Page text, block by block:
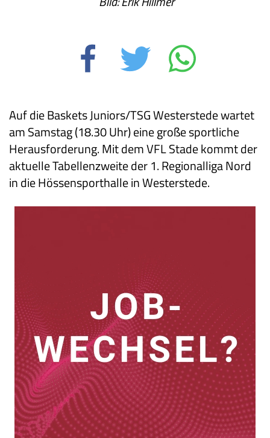
Auf die Baskets Juniors/TSG Westerstede wartet
am Samstag (18.30 Uhr) eine große sportliche
Herausforderung. Mit dem VFL Stade kommt der
aktuelle Tabellenzweite der 1. Regionalliga Nord
in die Hössensporthalle in Westerstede.